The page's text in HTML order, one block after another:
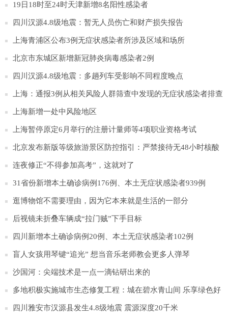
19日18时至24时天津新增8名阳性感染者
四川汉源4.8级地震：暂无人员伤亡和财产损失报告
上海青浦区公布3例无症状感染者所涉及区域和场所
北京市东城区新增新冠肺炎病毒感染者2例
四川汉源4.8级地震：多趟列车受影响不同程度晚点
上海：通报3例从相关风险人群筛查中发现的无症状感染者排查
情况
上海新增一处中风险地区
上海暂停原定6月举行的注册计量师等4项职业资格考试
北京发布新版等级旅游景区防控指引：严禁接待无48小时核酸
证明游客
连夜修正“不得参加高考”，这就对了
31省份新增本土确诊病例176例、本土无症状感染者939例
逛博物馆不需要理由，因为它本来就是生活的一部分
后视镜未折叠车辆成“拉门贼”下手目标
四川新增本土确诊病例20例、本土无症状感染者102例
盲人女孩用琴键“追光” 想当音乐老师教会更多人弹琴
沙国河：尖端技术是一点一滴钻研出来的
多地积极实施城市生态修复工程：城在碧水青山间 乐享绿色好
生态
四川雅安市汉源县发生4.8级地震 震源深度20千米